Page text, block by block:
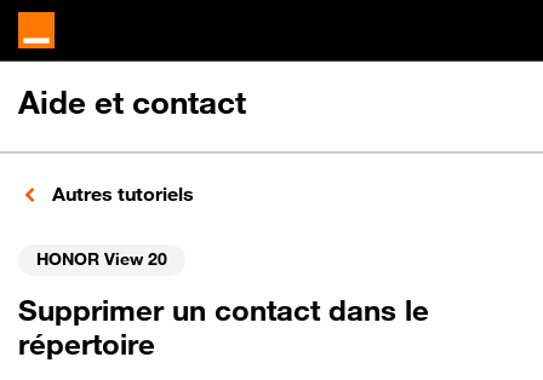
Aide et contact
Autres tutoriels
HONOR View 20
Supprimer un contact dans le
répertoire